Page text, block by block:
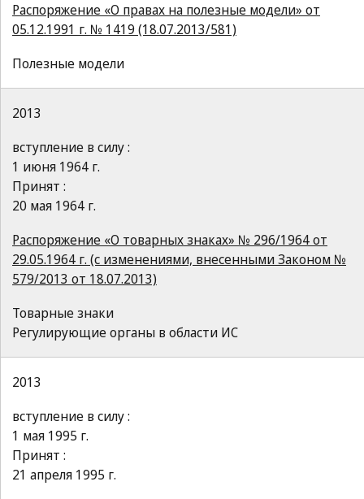
Распоряжение «О правах на полезные модели» от
05.12.1991 г. № 1419 (18.07.2013/581)
Полезные модели
2013
вступление в силу :
1 июня 1964 г.
Принят :
20 мая 1964 г.
Распоряжение «О товарных знаках» № 296/1964 от
29.05.1964 г. (с изменениями, внесенными Законом №
579/2013 от 18.07.2013)
Товарные знаки
Регулирующие органы в области ИС
2013
вступление в силу :
1 мая 1995 г.
Принят :
21 апреля 1995 г.